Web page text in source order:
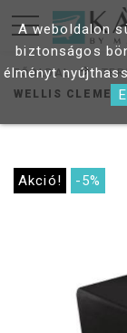
FŐOLDAL
WELLIS
Akció! -5%
A weboldalon
biztonságos
élményt